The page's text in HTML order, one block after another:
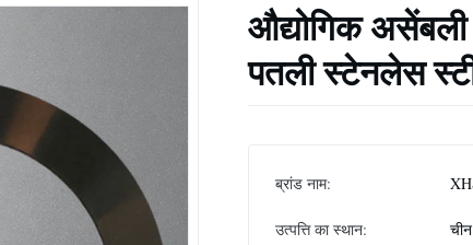
औद्योगिक
पतली स्टेनलेस
ब्रांड नाम:
उत्पत्ति का स्थान: चीन